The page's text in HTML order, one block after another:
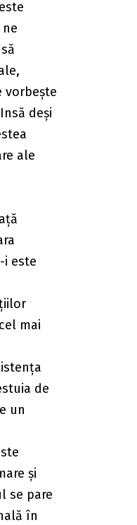
vorbește
deși
ale
i este
mai
de
un
și
se pare
în